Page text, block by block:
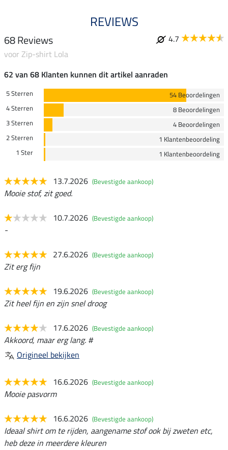
REVIEWS
68 Reviews
4.7
voor Zip-shirt Lola
62 van 68 Klanten kunnen dit artikel aanraden
5 Sterren
54 Beoordelingen
4 Sterren
8 Beoordelingen
3 Sterren
4 Beoordelingen
2 Sterren
1 Klantenbeoordeling
1 Ster
1 Klantenbeoordeling
13.7.2026 (Bevestigde aankoop)
Mooie stof, zit goed.
10.7.2026 (Bevestigde aankoop)
-
27.6.2026 (Bevestigde aankoop)
Zit erg fijn
19.6.2026 (Bevestigde aankoop)
Zit heel fijn en zijn snel droog
17.6.2026 (Bevestigde aankoop)
Akkoord, maar erg lang. #
Origineel bekijken
16.6.2026 (Bevestigde aankoop)
Mooie pasvorm
16.6.2026 (Bevestigde aankoop)
Ideaal shirt om te rijden, aangename stof ook bij zweten etc,
heb deze in meerdere kleuren